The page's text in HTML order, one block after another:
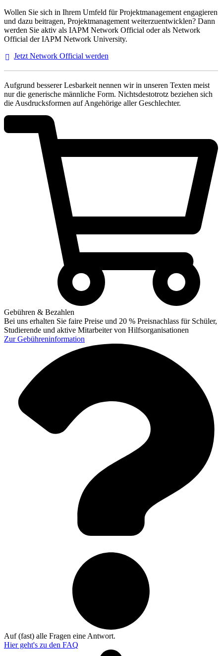
Wollen Sie sich in Ihrem Umfeld für Projektmanagement engagieren
und dazu beitragen, Projektmanagement weiterzuentwicklen? Dann
werden Sie aktiv als IAPM Network Official oder als Network
Official der IAPM Network University.
Jetzt Network Official werden
Aufgrund besserer Lesbarkeit nennen wir in unseren Texten meist
nur die generische männliche Form. Nichtsdestotrotz beziehen sich
die Ausdrucksformen auf Angehörige aller Geschlechter.
Gebühren & Bezahlen
Bei uns erhalten Sie faire Preise und 20 % Preisnachlass für Schüler,
Studierende und aktive Mitarbeiter von Hilfsorganisationen
ZurGebühreninformation
Auf (fast) alle Fragen eine Antwort.
Hier geht's zu den FAQ